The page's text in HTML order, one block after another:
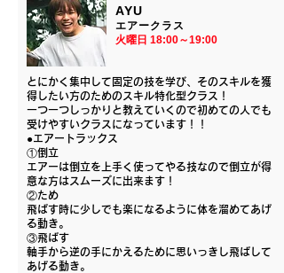
AYU
エアークラス
​火曜日 18:00～19:00
とにかく集中して固定の技を学び、そのスキルを獲
得したい方のためのスキル特化型クラス！
一つ一つしっかりと教えていくので初めての人でも
受けやすいクラスになっています！！
●エアートラックス
①倒立
エアーは倒立を上手く使ってやる技なので倒立が得
意な方はスムーズに出来ます！
②ため
飛ばす時に少しでも楽になるように体を溜めてあげ
る動き。
③飛ばす
軸手から逆の手にかえるために思いっきし飛ばして
あげる動き。